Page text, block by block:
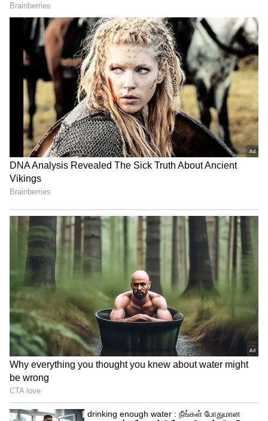
அதன் பின்னர் வடமாநில தொழிலாளர்கள்
வழக்கம் போல் தங்கள் பணியை
தொடர்ந்துள்ளனர். அச்சம்பவத்தின் போது
அவ்வழியாக இருசக்கர வாகனத்தில் வந்த
நபர் தற்போது அந்த வீடியோவை
வெளியிட்டுள்ளார். அந்த வீடியோ
இணையத்தில் அதிகம் பகிரப்பட்டு
பரபரப்பை ஏற்படுத்தி உள்ளது.